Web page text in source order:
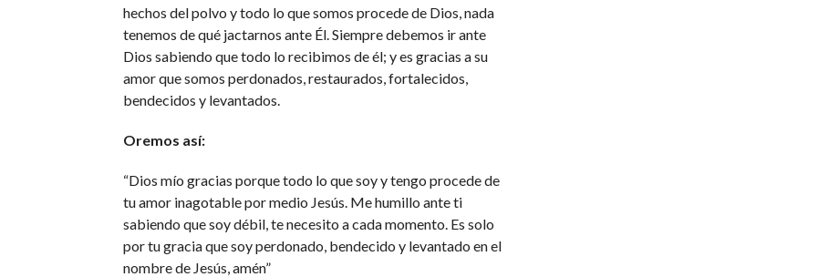
hechos del polvo y todo lo que somos procede de Dios, nada
tenemos de qué jactarnos ante Él. Siempre debemos ir ante
Dios sabiendo que todo lo recibimos de él; y es gracias a su
amor que somos perdonados, restaurados, fortalecidos,
bendecidos y levantados.
Oremos así:
“Dios mío gracias porque todo lo que soy y tengo procede de
tu amor inagotable por medio Jesús. Me humillo ante ti
sabiendo que soy débil, te necesito a cada momento. Es solo
por tu gracia que soy perdonado, bendecido y levantado en el
nombre de Jesús, amén”